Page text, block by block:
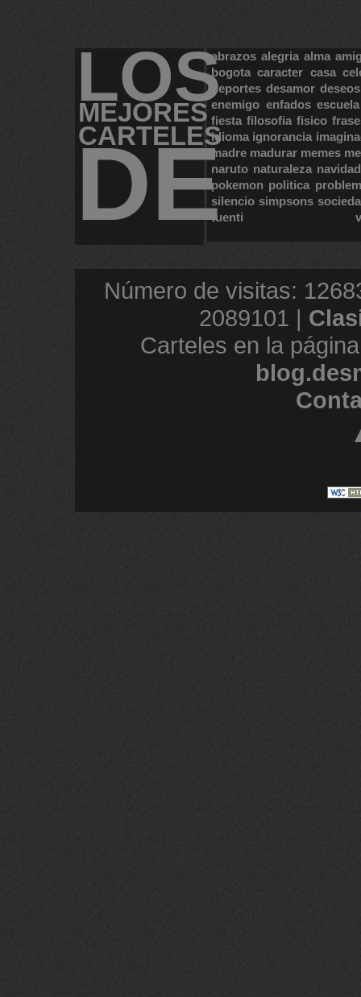
LOS
MEJORES
CARTELES
DE
abrazos alegria alma
bogota caracter casa
deportes desamor deseos
enemigo enfados escuela
fiesta filosofia fisico
idioma ignorancia
madre madurar memes
naruto naturaleza navidad
pokemon politica
silencio simpsons
tuenti
Número de visitas:
2089101 |
Carteles en la